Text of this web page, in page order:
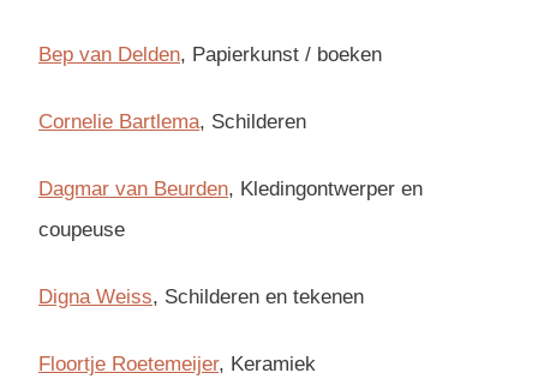
Bep van Delden, Papierkunst / boeken
Cornelie Bartlema, Schilderen
Dagmar van Beurden, Kledingontwerper en
coupeuse
Digna Weiss, Schilderen en tekenen
Floortje Roetemeijer, Keramiek